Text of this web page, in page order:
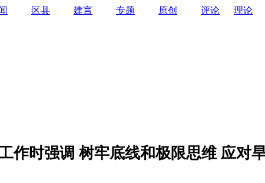
区县 建言 专题 原创 评论 理论
作时强调 树牢底线和极限思维 应对